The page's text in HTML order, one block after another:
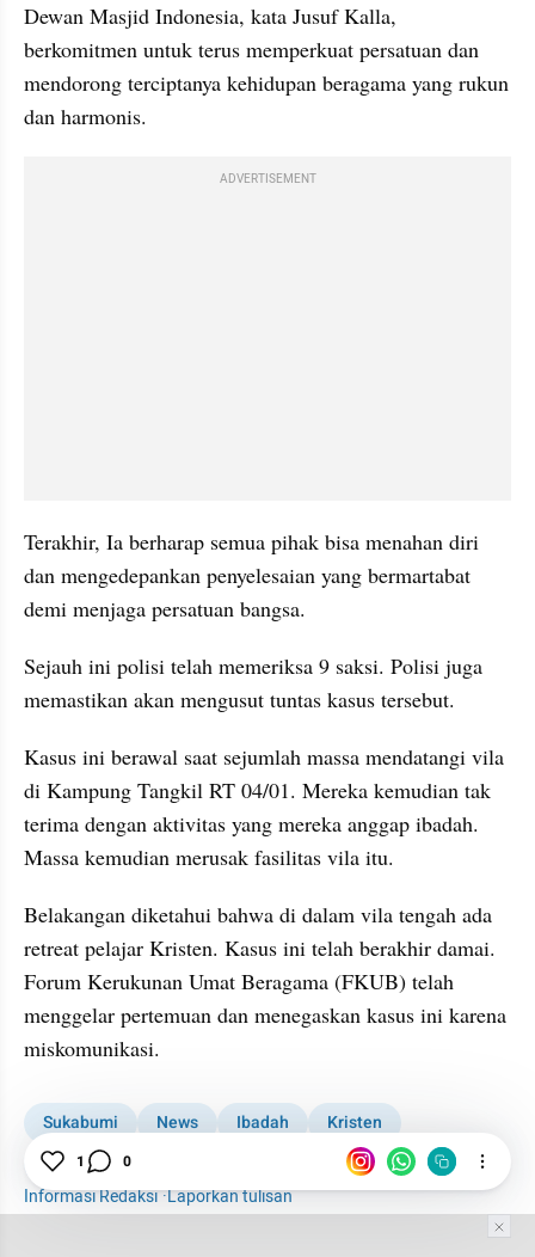
Dewan Masjid Indonesia, kata Jusuf Kalla,
berkomitmen untuk terus memperkuat persatuan dan
mendorong terciptanya kehidupan beragama yang rukun
dan harmonis.
ADVERTISEMENT
Terakhir, Ia berharap semua pihak bisa menahan diri
dan mengedepankan penyelesaian yang bermartabat
demi menjaga persatuan bangsa.
Sejauh ini polisi telah memeriksa 9 saksi. Polisi juga
memastikan akan mengusut tuntas kasus tersebut.
Kasus ini berawal saat sejumlah massa mendatangi vila
di Kampung Tangkil RT 04/01. Mereka kemudian tak
terima dengan aktivitas yang mereka anggap ibadah.
Massa kemudian merusak fasilitas vila itu.
Belakangan diketahui bahwa di dalam vila tengah ada
retreat pelajar Kristen. Kasus ini telah berakhir damai.
Forum Kerukunan Umat Beragama (FKUB) telah
menggelar pertemuan dan menegaskan kasus ini karena
miskomunikasi.
Sukabumi News Ibadah
Kristen
Perusakan Vila Tempat Retreat Ibadah
Informasi Redaksi·Laporkan tulisan
1 0